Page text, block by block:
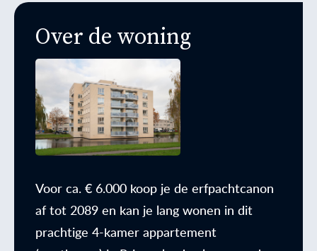
Over de woning
Voor ca. € 6.000 koop je de erfpachtcanon
af tot 2089 en kan je lang wonen in dit
prachtige 4-kamer appartement